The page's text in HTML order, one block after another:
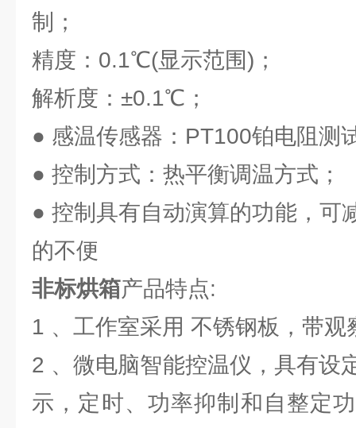
制；
精度：0.1℃(显示范围)；
解析度：±0.1℃；
● 感温传感器：PT100铂电阻测
● 控制方式：热平衡调温方式；
● 控制具有自动演算的功能，可
的不便
非标烘箱产品特点:
1 、工作室采用 不锈钢板，带
2 、微电脑智能控温仪，具有设
示，定时、功率抑制和自整定